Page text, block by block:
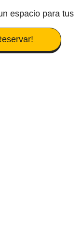
espacio para tus